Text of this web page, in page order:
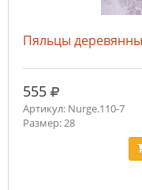
Пяльцы
555 руб.
Артикул: Nurge.110-7
Размер: 28